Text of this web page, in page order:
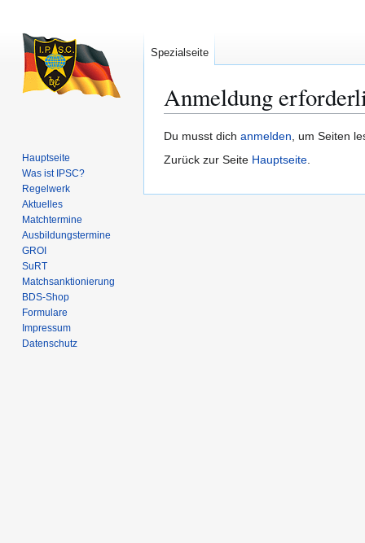
Anmeldung
Zur
Navigation
Zur
Suche
Du musst dich anmelden, um Seiten
Zurück zur Seite Hauptseite.
Spezialseite
Hauptseite
Was ist IPSC?
Regelwerk
Aktuelles
Matchtermine
Ausbildungs­termine
GROI
SuRT
Match­sanktionierung
BDS-Shop
Formulare
Impressum
Datenschutz